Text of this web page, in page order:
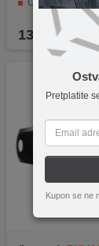
Pretplatite
Kupon se ne
Čitanje: 28,00
Pisanje: 6,50 MB/
13,90 KM